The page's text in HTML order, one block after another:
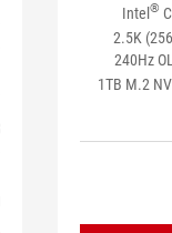
Intel ®
16" 2.5K
240Hz
1TB M.2